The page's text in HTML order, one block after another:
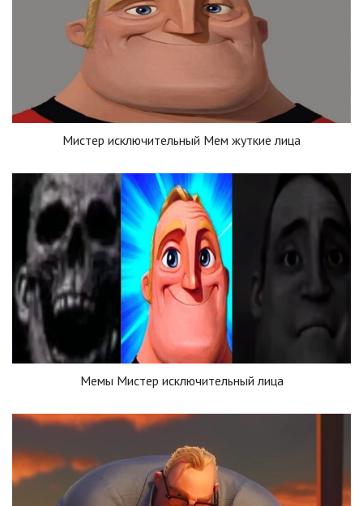
Мистер исключительный Мем жуткие лица
Мемы Мистер исключительный лица